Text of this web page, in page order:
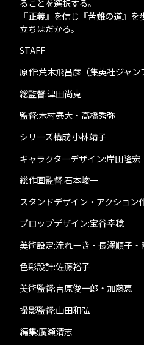
『正義』を信じ『苦難の道』
立ちはだかる。
STAFF
原作:荒木飛呂彦（集英社ジャン
総監督:津田尚克
監督:木村泰大・髙橋秀弥
シリーズ構成:小林靖子
キャラクターデザイン:岸田隆宏
総作画監督:石本峻一
スタンドデザイン・アクション
プロップデザイン:宝谷幸稔
美術設定:滝れーき・長澤順子・
色彩設計:佐藤裕子
美術監督:吉原俊一郎・加藤恵
撮影監督:山田和弘
編集:廣瀬清志